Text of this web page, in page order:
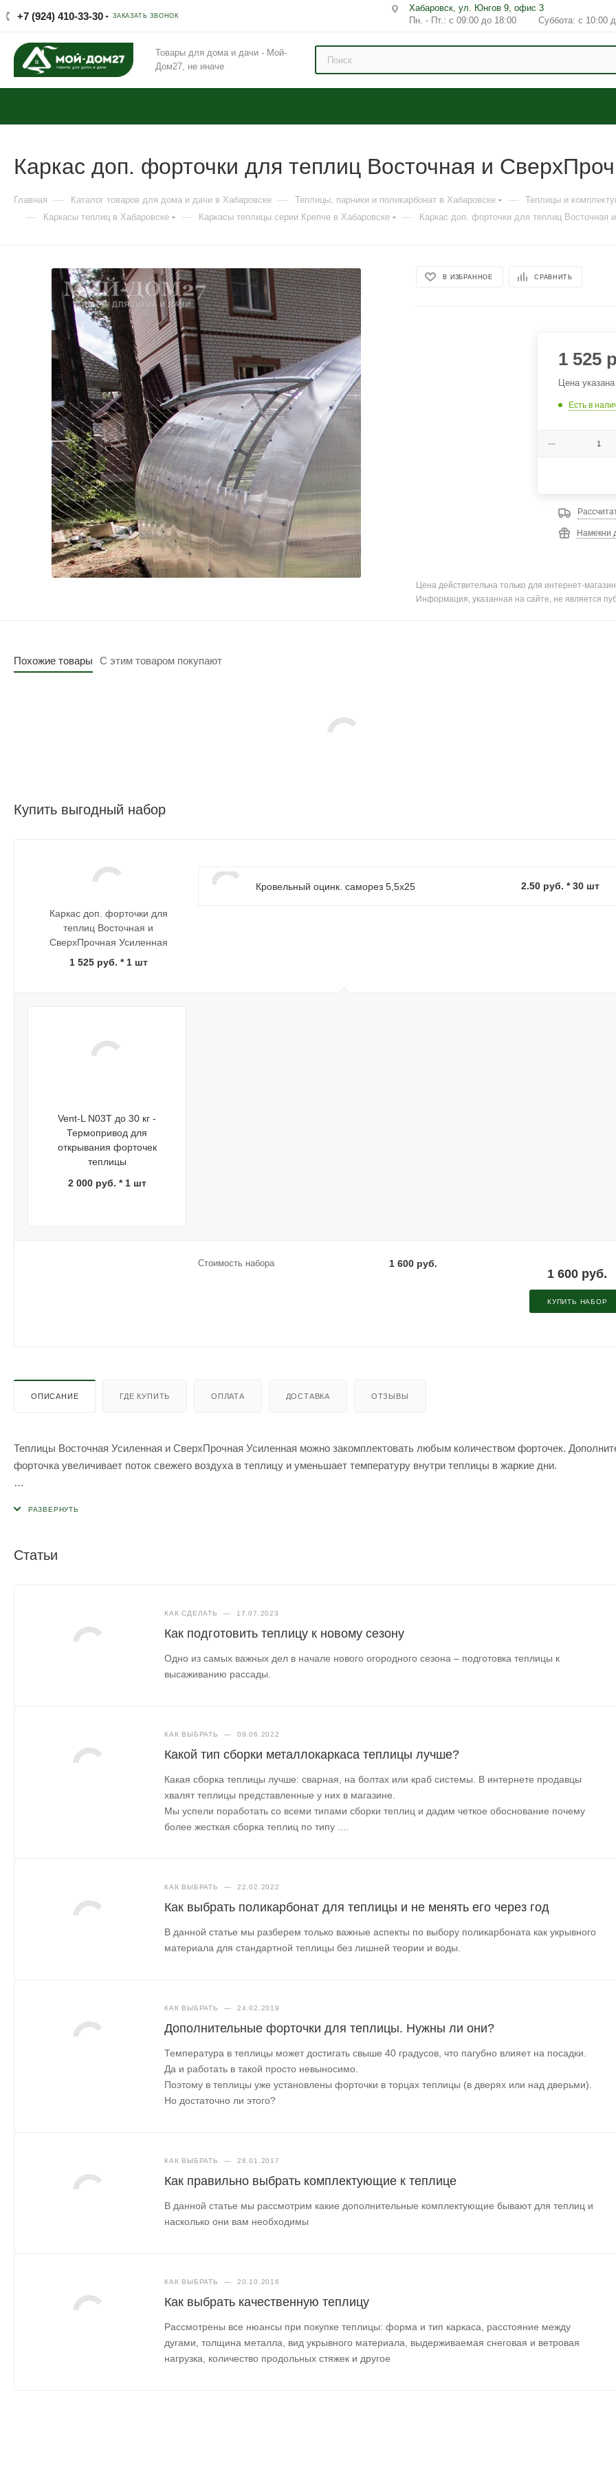
+7 (924) 410-33-30 ЗАКАЗАТЬ ЗВОНОК
Хабаровск, ул. Юнгов 9, офис 3
Пн. - Пт.: с 09:00 до 18:00 Суббота: с 10:00
Товары для дома и дачи - Мой-
Дом27, не иначе
Каркас доп. форточки для теплиц Восточная и
Главная — Каталог товаров для дома и дачи в Хабаровске — Теплицы, парники и поликарбонат в Хабаровске — Теплицы и
— Каркасы теплиц в Хабаровске — Каркасы теплицы серии Крепче в Хабаровске — Каркас доп. форточки для теплиц Восточная
В ИЗБРАННОЕ СРАВНИТЬ
1 525
Цена
Есть в
Намекни
Цена действительна только для интернет-
Информация, указанная на сайте, не является
Похожие товары С этим товаром покупают
Купить выгодный набор
Каркас доп. форточки для
теплиц Восточная и
СверхПрочная Усиленная
1 525 руб. * 1 шт
Кровельный оцинк. саморез 5,5х25 2.50 руб. * 30 шт
Vent-L N03T до 30 кг -
Термопривод для
открывания форточек
теплицы
2 000 руб. * 1 шт
Стоимость набора 1 600 руб.
1 600 руб.
КУПИТЬ НАБОР
ОПИСАНИЕ ГДЕ КУПИТЬ ОПЛАТА ДОСТАВКА ОТЗЫВЫ
Теплицы Восточная Усиленная и СверхПрочная Усиленная можно закомплектовать любым количеством форточек.
форточка увеличивает поток свежего воздуха в теплицу и уменьшает температуру внутри теплицы в жаркие дни.
Дополнительно можно комплектовать автоматическим проветривателем Vent-L.
Статьи
КАК СДЕЛАТЬ — 17.07.2023
Как подготовить теплицу к новому сезону
Одно из самых важных дел в начале нового огородного сезона – подготовка теплицы к
высаживанию рассады.
КАК ВЫБРАТЬ — 09.06.2022
Какой тип сборки металлокаркаса теплицы лучше?
Какая сборка теплицы лучше: сварная, на болтах или краб системы. В интернете продавцы
хвалят теплицы представленные у них в магазине.
Мы успели поработать со всеми типами сборки теплиц и дадим четкое обоснование почему
более жесткая сборка теплиц по типу ....
КАК ВЫБРАТЬ — 22.02.2022
Как выбрать поликарбонат для теплицы и не менять его через год
В данной статье мы разберем только важные аспекты по выбору поликарбоната как укрывного
материала для стандартной теплицы без лишней теории и воды.
КАК ВЫБРАТЬ — 24.02.2019
Дополнительные форточки для теплицы. Нужны ли они?
Температура в теплицы может достигать свыше 40 градусов, что пагубно влияет на посадки.
Да и работать в такой просто невыносимо.
Поэтому в теплицы уже установлены форточки в торцах теплицы (в дверях или над дверьми).
Но достаточно ли этого?
КАК ВЫБРАТЬ — 28.01.2017
Как правильно выбрать комплектующие к теплице
В данной статье мы рассмотрим какие дополнительные комплектующие бывают для теплиц и
насколько они вам необходимы
КАК ВЫБРАТЬ — 20.10.2016
Как выбрать качественную теплицу
Рассмотрены все нюансы при покупке теплицы: форма и тип каркаса, расстояние между
дугами, толщина металла, вид укрывного материала, выдерживаемая снеговая и ветровая
нагрузка, количество продольных стяжек и другое